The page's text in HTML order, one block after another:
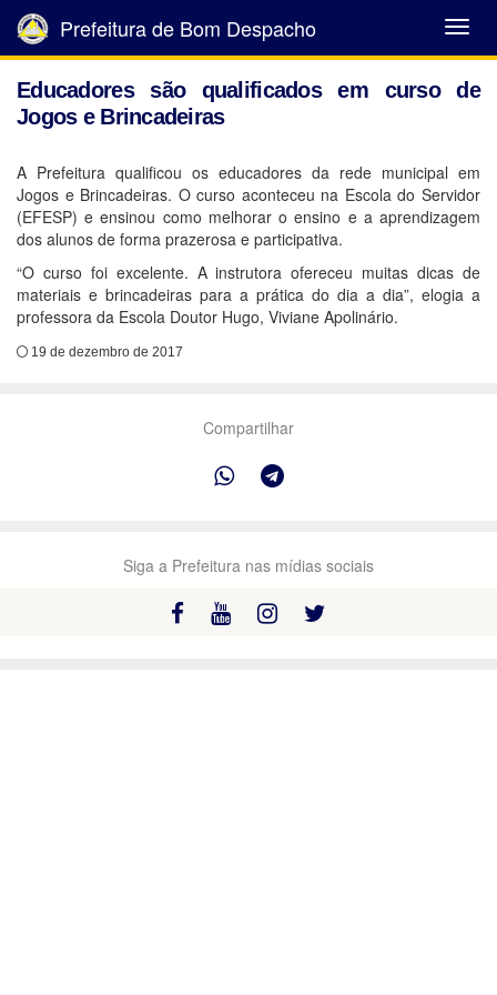
Abrir
Menu
Prefeitura de Bom Despacho
Educadores são qualificados em curso de
Jogos e Brincadeiras
A Prefeitura qualificou os educadores da rede municipal em
Jogos e Brincadeiras. O curso aconteceu na Escola do Servidor
(EFESP) e ensinou como melhorar o ensino e a aprendizagem
dos alunos de forma prazerosa e participativa.
“O curso foi excelente. A instrutora ofereceu muitas dicas de
materiais e brincadeiras para a prática do dia a dia”, elogia a
professora da Escola Doutor Hugo, Viviane Apolinário.
19 de dezembro de 2017
Compartilhar
Siga a Prefeitura nas mídias sociais